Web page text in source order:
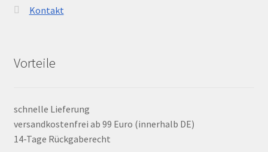
Kontakt
Vorteile
schnelle Lieferung
versandkostenfrei ab 99 Euro (innerhalb DE)
14-Tage Rückgaberecht